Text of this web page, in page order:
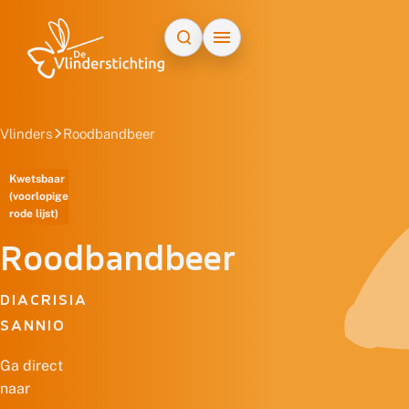
Vlinders Roodbandbeer
Kwetsbaar
(voorlopige
rode lijst)
Roodbandbeer
DIACRISIA
SANNIO
Ga direct
naar